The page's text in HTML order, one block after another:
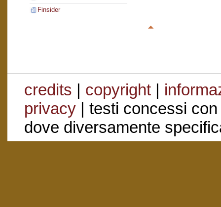
Finsider
credits | copyright|
privacy| testi concessi
dove diversamente